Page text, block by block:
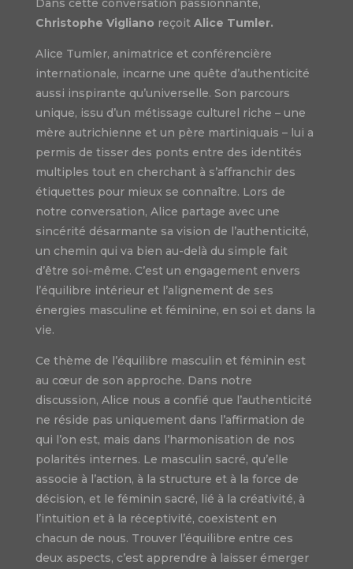
Dans cette conversation passionnante,
Christophe Vigliano reçoit Alice Tumler.
Alice Tumler, animatrice et conférencière
internationale, incarne une quête d’authenticité
aussi inspirante qu’universelle. Son parcours
unique, issu d’un métissage culturel riche – une
mère autrichienne et un père martiniquais – lui a
permis de tisser des ponts entre des identités
multiples tout en cherchant à s’affranchir des
étiquettes pour mieux se connaître. Lors de
notre conversation, Alice partage avec une
sincérité désarmante sa vision de l’authenticité,
un chemin qui va bien au-delà du simple fait
d’être soi-même. C’est un engagement envers
l’équilibre intérieur et l’alignement de ses
énergies masculine et féminine, en soi et dans la
vie.
Ce thème de l’équilibre masculin et féminin est
au cœur de son approche. Dans notre
discussion, Alice nous a confié que l’authenticité
ne réside pas uniquement dans l’affirmation de
qui l’on est, mais dans l’harmonisation de nos
polarités internes. Le masculin sacré, qu’elle
associe à l’action, à la structure et à la force de
décision, et le féminin sacré, lié à la créativité, à
l’intuition et à la réceptivité, coexistent en
chacun de nous. Trouver l’équilibre entre ces
deux aspects, c’est apprendre à laisser émerger